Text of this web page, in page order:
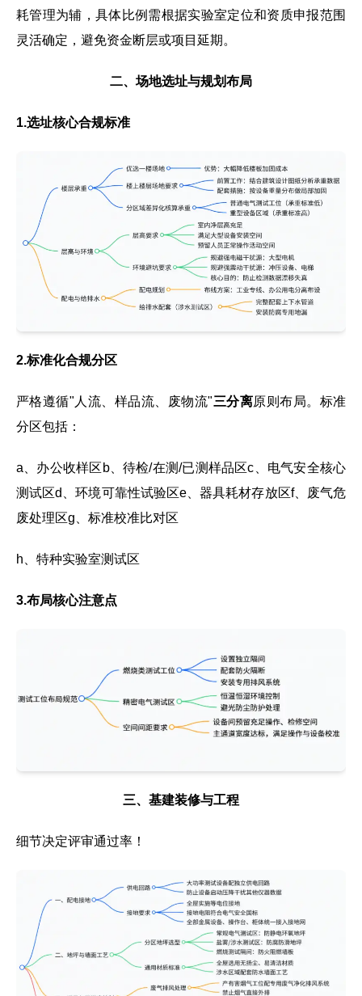
耗管理为辅，具体比例需根据实验室定位和资质申报范围
灵活确定，避免资金断层或项目延期。
二、场地选址与规划布局
1.选址核心合规标准
2.标准化合规分区
严格遵循"人流、样品流、废物流"三分离原则布局。标准
分区包括：
a、办公收样区b、待检/在测/已测样品区c、电气安全核心
测试区d、环境可靠性试验区e、器具耗材存放区f、废气危
废处理区g、标准校准比对区
h、特种实验室测试区
3.布局核心注意点
三、基建装修与工程
细节决定评审通过率！